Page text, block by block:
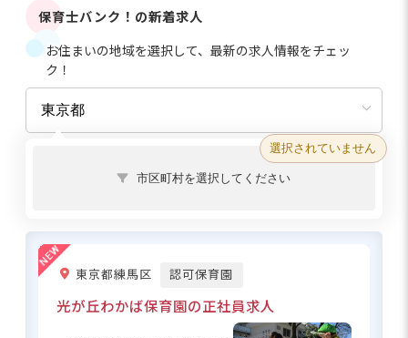
保育士バンク！の新着求人
お住まいの地域を選択して、最新の求人情報をチェッ
ク！
選択されていません
市区町村を選択してください
東京都練馬区 認可保育園
光が丘わかば保育園の正社員求人